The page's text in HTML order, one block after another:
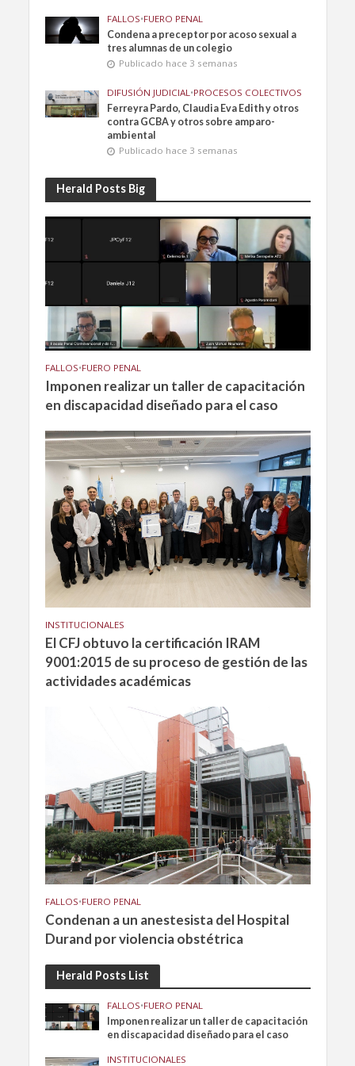
FALLOS•FUERO PENAL
Condena a preceptor por acoso sexual a
tres alumnas de un colegio
Publicado hace 3 semanas
DIFUSIÓN JUDICIAL•PROCESOS COLECTIVOS
Ferreyra Pardo, Claudia Eva Edith y otros
contra GCBA y otros sobre amparo-
ambiental
Publicado hace 3 semanas
Herald Posts Big
FALLOS•FUERO PENAL
Imponen realizar un taller de capacitación
en discapacidad diseñado para el caso
INSTITUCIONALES
El CFJ obtuvo la certificación IRAM
9001:2015 de su proceso de gestión de las
actividades académicas
FALLOS•FUERO PENAL
Condenan a un anestesista del Hospital
Durand por violencia obstétrica
Herald Posts List
FALLOS•FUERO PENAL
Imponen realizar un taller de capacitación
en discapacidad diseñado para el caso
INSTITUCIONALES